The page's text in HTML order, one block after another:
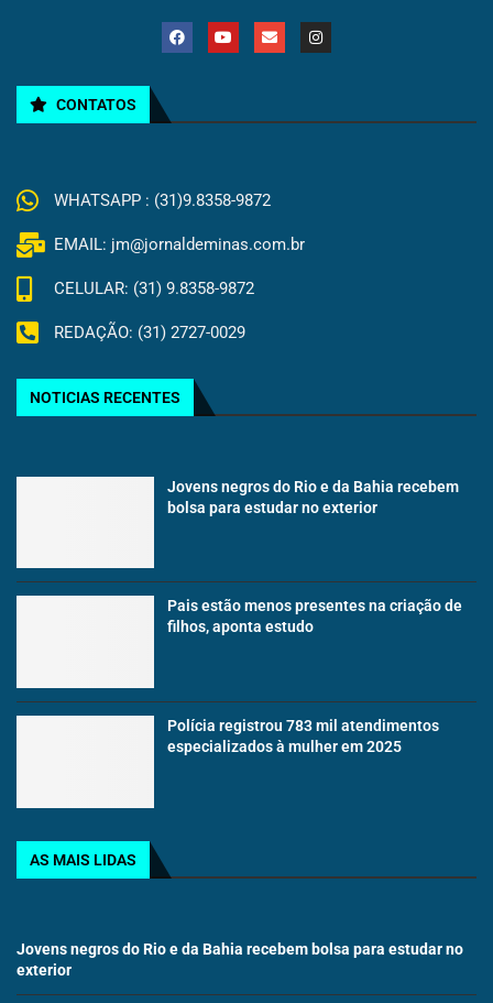
CONTATOS
WHATSAPP : (31)9.8358-9872
EMAIL: jm@jornaldeminas.com.br
CELULAR: (31) 9.8358-9872
REDAÇÃO: (31) 2727-0029
NOTICIAS RECENTES
Jovens negros do Rio e da Bahia recebem
bolsa para estudar no exterior
Pais estão menos presentes na criação de
filhos, aponta estudo
Polícia registrou 783 mil atendimentos
especializados à mulher em 2025
AS MAIS LIDAS
Jovens negros do Rio e da Bahia recebem bolsa para estudar no
exterior